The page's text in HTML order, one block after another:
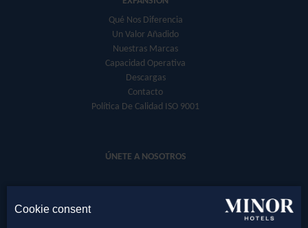
Qué Nos Diferencia
Un Valor Añadido
Nuestras Marcas
Capacidad Operativa
Descargas
Contacto
Política De Calidad ISO 9001
ÚNETE A NOSOTROS
Cookie consent